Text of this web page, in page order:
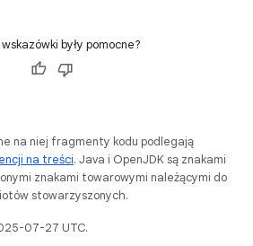
były pomocne?
na niej fragmenty kodu podlegają
na treści. Java i OpenJDK są znakami
znakami towarowymi należącymi do
stowarzyszonych.
07-27 UTC.